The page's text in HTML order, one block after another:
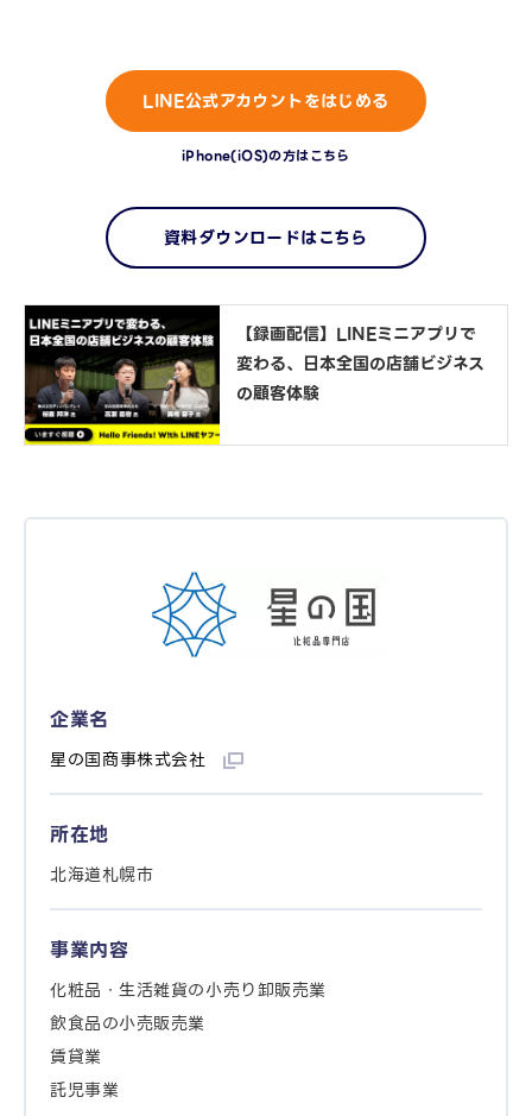
LINE公式アカウントをはじめる
iPhone(iOS)の方はこちら
資料ダウンロードはこちら
【録画配信】LINEミニアプリで
変わる、日本全国の店舗ビジネス
の顧客体験
企業名
星の国商事株式会社
所在地
北海道札幌市
事業内容
化粧品・生活雑貨の小売り卸販売業
飲食品の小売販売業
賃貸業
託児事業